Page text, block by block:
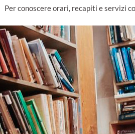
Per conoscere orari, recapiti e servizi